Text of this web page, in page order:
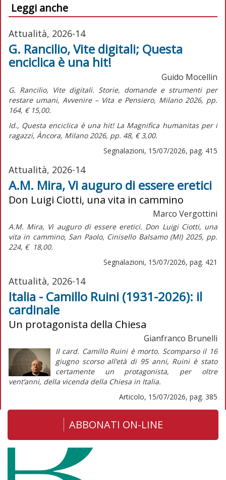
Leggi anche
Attualità, 2026-14
G. Rancilio, Vite digitali; Questa
enciclica è una hit!
Guido Mocellin
G. Rancilio, Vite digitali. Storie, domande e strumenti per
restare umani, Avvenire – Vita e Pensiero, Milano 2026, pp.
164, € 15,00.
Id., Questa enciclica è una hit! La Magnifica humanitas per i
ragazzi, Àncora, Milano 2026, pp. 48, € 3,00.
Segnalazioni, 15/07/2026, pag. 415
Attualità, 2026-14
A.M. Mira, Vi auguro di essere eretici
Don Luigi Ciotti, una vita in cammino
Marco Vergottini
A.M. Mira, Vi auguro di essere eretici. Don Luigi Ciotti, una
vita in cammino, San Paolo, Cinisello Balsamo (MI) 2025, pp.
224, € 18,00.
Segnalazioni, 15/07/2026, pag. 421
Attualità, 2026-14
Italia - Camillo Ruini (1931-2026): il
cardinale
Un protagonista della Chiesa
Gianfranco Brunelli
Il card. Camillo Ruini è morto. Scomparso il 16
giugno scorso all’età di 95 anni, Ruini è stato
certamente un protagonista, per oltre
vent’anni, della vicenda della Chiesa in Italia.
Articolo, 15/07/2026, pag. 385
ABBONATI ON-LINE